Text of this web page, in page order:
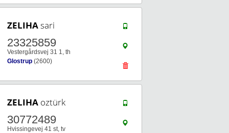
ZELIHAsari
23325859
Vestergårdsvej 31 1, th
Glostrup (2600)
ZELIHA oztürk
30772489
Hvissingevej 41 st, tv